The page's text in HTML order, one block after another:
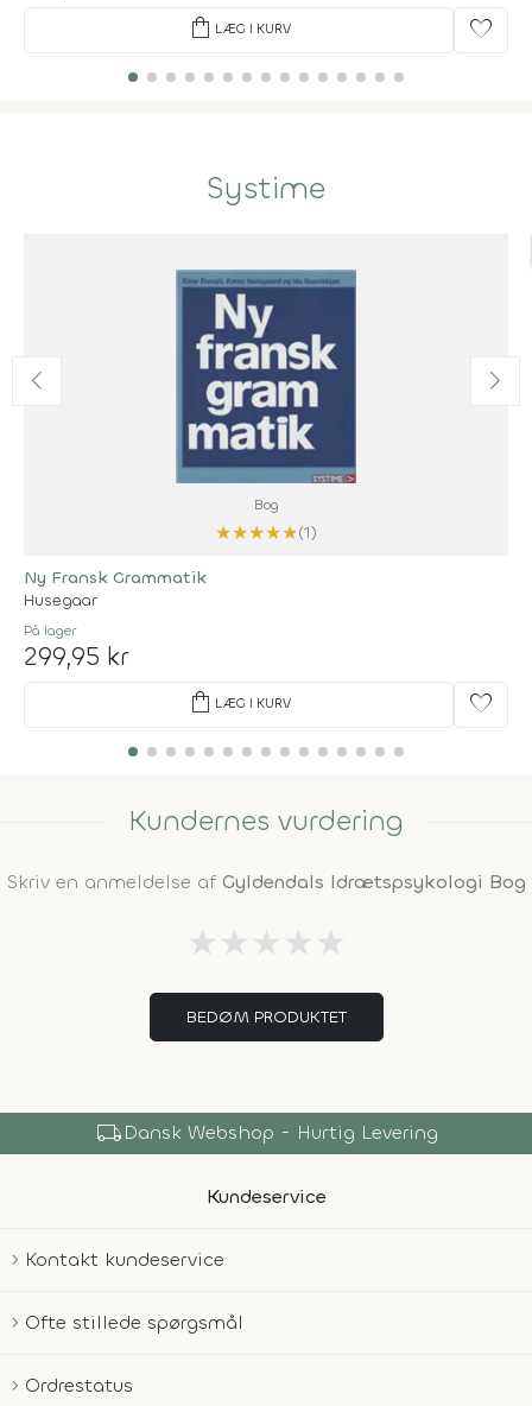
shopping_bag LÆG I KURV favorite
Systime
Bog
★★★★★(1)
Ny Fransk Grammatik
Husegaar
På lager
299,95 kr
shopping_bag LÆG I KURV favorite
Kundernes vurdering
Skriv en anmeldelse af Gyldendals Idrætspsykologi Bog
★ ★ ★ ★ ★
BEDØM PRODUKTET
local_shippingDansk Webshop - Hurtig Levering
Kundeservice
Kontakt kundeservice
Ofte stillede spørgsmål
Ordrestatus